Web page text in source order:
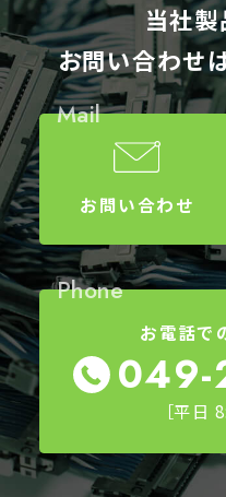
当社
お問い合わせ
Mail
お問い合わせ
Phone
お電話で
［平日